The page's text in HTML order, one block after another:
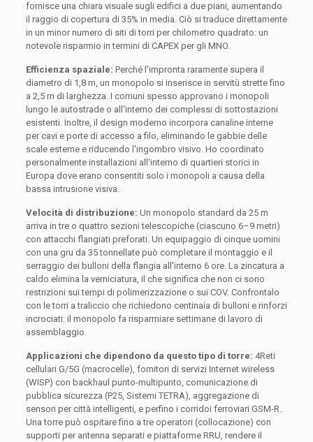
fornisce una chiara visuale sugli edifici a due piani, aumentando
il raggio di copertura di 35% in media. Ciò si traduce direttamente
in un minor numero di siti di torri per chilometro quadrato: un
notevole risparmio in termini di CAPEX per gli MNO.
Efficienza spaziale: Perché l'impronta raramente supera il
diametro di 1,8 m, un monopolo si inserisce in servitù strette fino
a 2,5 m di larghezza. I comuni spesso approvano i monopoli
lungo le autostrade o all'interno dei complessi di sottostazioni
esistenti. Inoltre, il design moderno incorpora canaline interne
per cavi e porte di accesso a filo, eliminando le gabbie delle
scale esterne e riducendo l'ingombro visivo. Ho coordinato
personalmente installazioni all'interno di quartieri storici in
Europa dove erano consentiti solo i monopoli a causa della
bassa intrusione visiva.
Velocità di distribuzione: Un monopolo standard da 25 m
arriva in tre o quattro sezioni telescopiche (ciascuno 6–9 metri)
con attacchi flangiati preforati. Un equipaggio di cinque uomini
con una gru da 35 tonnellate può completare il montaggio e il
serraggio dei bulloni della flangia all'interno 6 ore. La zincatura a
caldo elimina la verniciatura, il che significa che non ci sono
restrizioni sui tempi di polimerizzazione o sui COV. Confrontalo
con le torri a traliccio che richiedono centinaia di bulloni e rinforzi
incrociati: il monopolo fa risparmiare settimane di lavoro di
assemblaggio.
Applicazioni che dipendono da questo tipo di torre: 4Reti
cellulari G/5G (macrocelle), fornitori di servizi Internet wireless
(WISP) con backhaul punto-multipunto, comunicazione di
pubblica sicurezza (P25, Sistemi TETRA), aggregazione di
sensori per città intelligenti, e perfino i corridoi ferroviari GSM-R.
Una torre può ospitare fino a tre operatori (collocazione) con
supporti per antenna separati e piattaforme RRU, rendere il